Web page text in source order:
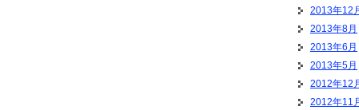
2013年12
2013年8月
2013年6月
2013年5月
2012年12
2012年11